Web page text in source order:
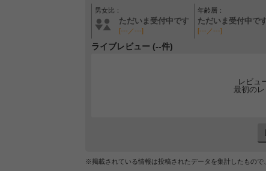
男女比：
ただいま受付中です
[---／---]
年齢層：
ただいま受付中で
[---／---]
ライブレビュー (--件)
レビュ
最初の
※掲載されている情報は投稿されたデータを集計したもので